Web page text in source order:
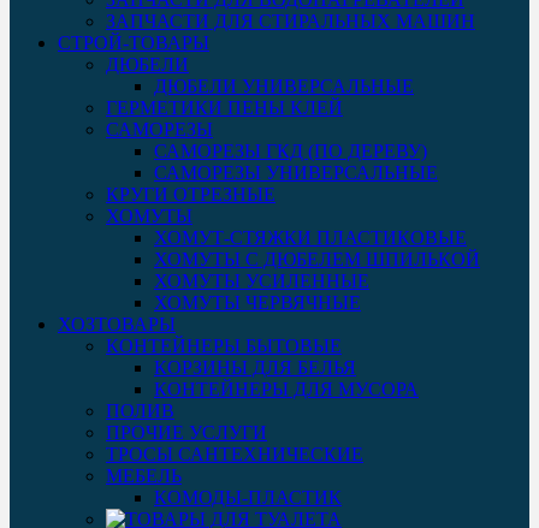
ЗАПЧАСТИ ДЛЯ СТИРАЛЬНЫХ МАШИН
СТРОЙ-ТОВАРЫ
ДЮБЕЛИ
ДЮБЕЛИ УНИВЕРСАЛЬНЫЕ
ГЕРМЕТИКИ ПЕНЫ КЛЕЙ
САМОРЕЗЫ
САМОРЕЗЫ ГКД (ПО ДЕРЕВУ)
САМОРЕЗЫ УНИВЕРСАЛЬНЫЕ
КРУГИ ОТРЕЗНЫЕ
ХОМУТЫ
ХОМУТ-СТЯЖКИ ПЛАСТИКОВЫЕ
ХОМУТЫ С ДЮБЕЛЕМ ШПИЛЬКОЙ
ХОМУТЫ УСИЛЕННЫЕ
ХОМУТЫ ЧЕРВЯЧНЫЕ
ХОЗТОВАРЫ
КОНТЕЙНЕРЫ БЫТОВЫЕ
КОРЗИНЫ ДЛЯ БЕЛЬЯ
КОНТЕЙНЕРЫ ДЛЯ МУСОРА
ПОЛИВ
ПРОЧИЕ УСЛУГИ
ТРОСЫ САНТЕХНИЧЕСКИЕ
МЕБЕЛЬ
КОМОДЫ-ПЛАСТИК